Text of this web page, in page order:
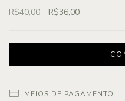
R$40,00 R$36,00
MEIOS DE PAGAMENTO